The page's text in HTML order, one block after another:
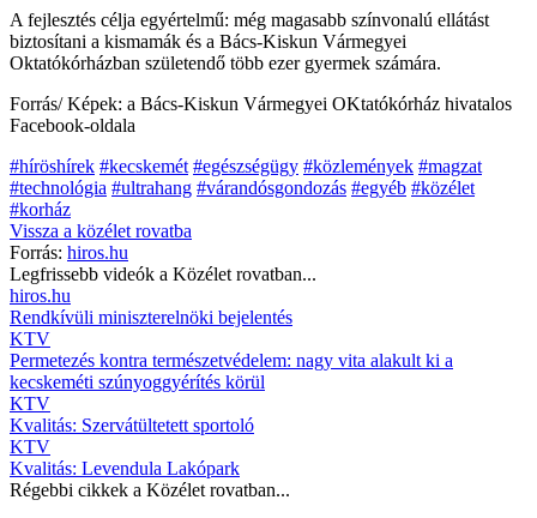
A fejlesztés célja egyértelmű: még magasabb színvonalú ellátást
biztosítani a kismamák és a Bács-Kiskun Vármegyei
Oktatókórházban születendő több ezer gyermek számára.
Forrás/ Képek: a Bács-Kiskun Vármegyei OKtatókórház hivatalos
Facebook-oldala
#híröshírek #kecskemét #egészségügy #közlemények #magzat
#technológia #ultrahang #várandósgondozás #egyéb #közélet
#korház
Vissza a közélet rovatba
Forrás: hiros.hu
Legfrissebb videók a Közélet rovatban...
hiros.hu
Rendkívüli miniszterelnöki bejelentés
KTV
Permetezés kontra természetvédelem: nagy vita alakult ki a
kecskeméti szúnyoggyérítés körül
KTV
Kvalitás: Szervátültetett sportoló
KTV
Kvalitás: Levendula Lakópark
Régebbi cikkek a Közélet rovatban...